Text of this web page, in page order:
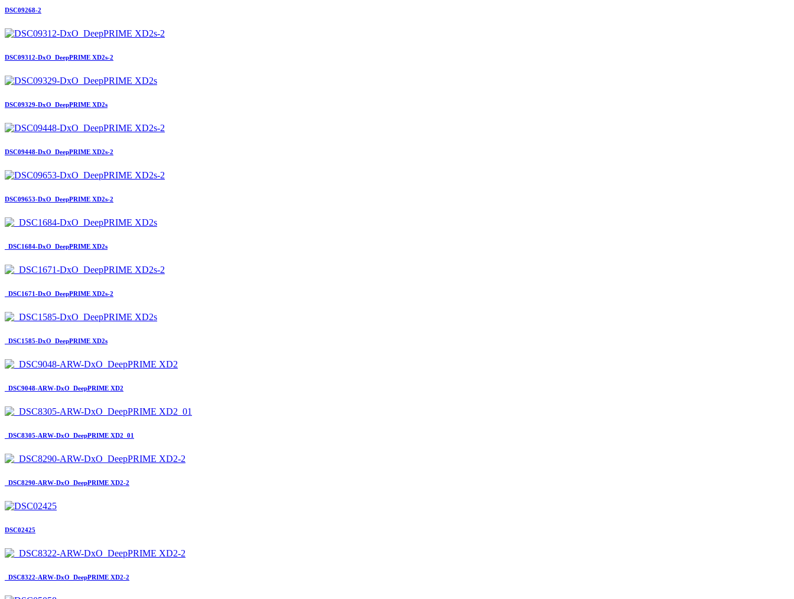
DSC09268-2
DSC09312-DxO_DeepPRIME XD2s-2
DSC09329-DxO_DeepPRIME XD2s
DSC09448-DxO_DeepPRIME XD2s-2
DSC09653-DxO_DeepPRIME XD2s-2
_DSC1684-DxO_DeepPRIME XD2s
_DSC1671-DxO_DeepPRIME XD2s-2
_DSC1585-DxO_DeepPRIME XD2s
_DSC9048-ARW-DxO_DeepPRIME XD2
_DSC8305-ARW-DxO_DeepPRIME XD2_01
_DSC8290-ARW-DxO_DeepPRIME XD2-2
DSC02425
_DSC8322-ARW-DxO_DeepPRIME XD2-2